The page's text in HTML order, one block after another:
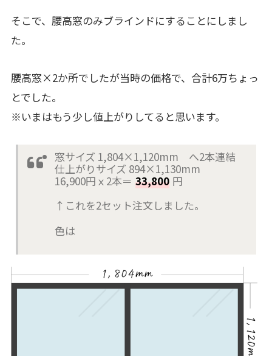
そこで、腰高窓のみブラインドにすることにしまし
た。
腰高窓×2か所でしたが当時の価格で、合計6万ちょっ
とでした。
※いまはもう少し値上がりしてると思います。
窓サイズ 1,804×1,120mm へ2本連結
仕上がりサイズ 894×1,130mm
16,900円ｘ2本＝ 33,800 円
↑これを2セット注文しました。
色は